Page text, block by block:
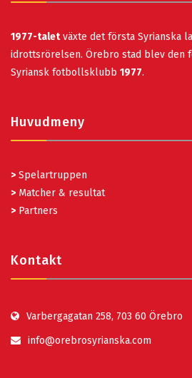
1977-taletväxte det första Syrianska
idrottsrörelsen. Örebro stad blev den
Syriansk fotbollsklubb 1977.
Huvudmeny
> Spelartruppen
> Matcher & resultat
> Partners
Kontakt
Varbergagatan 258, 703 60 Örebro
info@orebrosyrianska.com